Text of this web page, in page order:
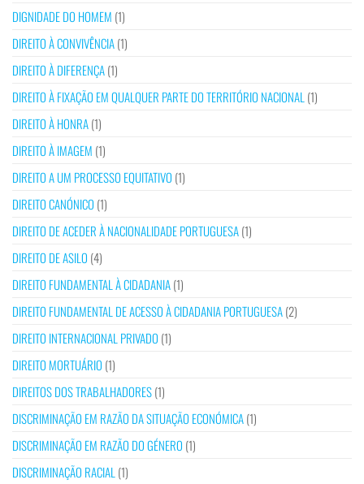
DIGNIDADE DO HOMEM (1)
DIREITO À CONVIVÊNCIA(1)
DIREITO À DIFERENÇA(1)
DIREITO À FIXAÇÃO EM QUALQUER PARTE DO TERRITÓRIO NACIONAL (1)
DIREITO À HONRA(1)
DIREITO À IMAGEM (1)
DIREITO A UM PROCESSO EQUITATIVO (1)
DIREITO CANÓNICO (1)
DIREITO DE ACEDER À NACIONALIDADE PORTUGUESA(1)
DIREITO DE ASILO (4)
DIREITO FUNDAMENTAL À CIDADANIA(1)
DIREITO FUNDAMENTAL DE ACESSO À CIDADANIA PORTUGUESA(2)
DIREITO INTERNACIONAL PRIVADO (1)
DIREITO MORTUÁRIO (1)
DIREITOS DOS TRABALHADORES(1)
DISCRIMINAÇÃO EM RAZÃO DA SITUAÇÃO ECONÓMICA(1)
DISCRIMINAÇÃO EM RAZÃO DO GÉNERO (1)
DISCRIMINAÇÃO RACIAL (1)